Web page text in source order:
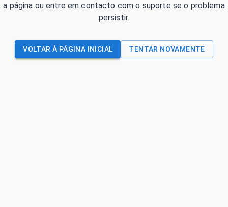
a página ou entre em contacto com o suporte se o problema
persistir.
VOLTAR À PÁGINA INICIAL TENTAR NOVAMENTE